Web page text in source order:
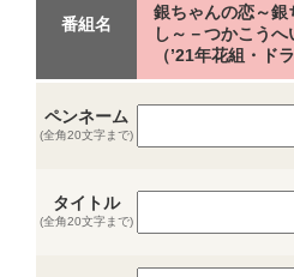
番組名
銀ちゃんの恋～銀
し～－つかこう
（’21年花組・ド
ペンネーム
(全角20文字まで)
タイトル
(全角20文字まで)